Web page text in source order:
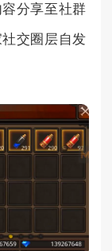
分享至社群
交圈层自发